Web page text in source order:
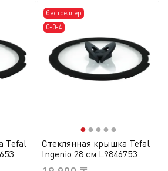
Tefal
бестселлер
0-0-4
●● ● ● ●
Стеклянная крышка Tefal
Ingenio 28 см L9846753